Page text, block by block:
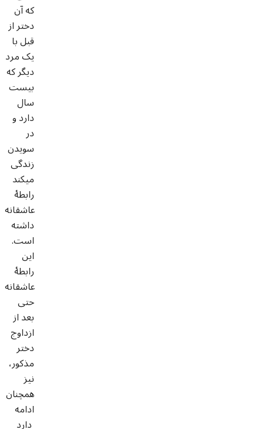
که آن
دختر از
قبل با
یک مرد
دیگر که
بیست
سال
دارد و
در
سویدن
زندگی
میکند
رابطۀ
عاشقانه
داشته
است.
این
رابطۀ
عاشقانه
حتی
بعد از
ازداوج
دختر
مذکور،
نیز
همچنان
ادامه